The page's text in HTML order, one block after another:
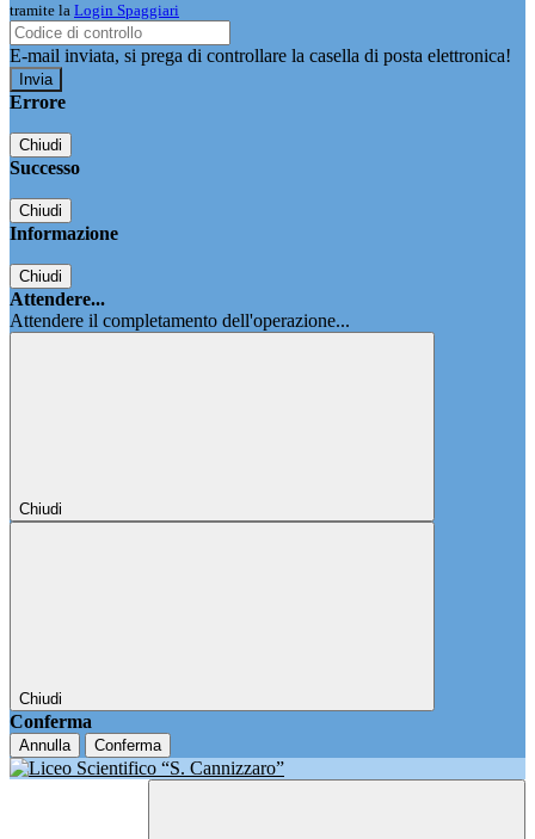
tramite la Login Spaggiari
E-mail inviata, si prega di controllare la casella di posta elettronica!
Errore
Chiudi
Successo
Chiudi
Informazione
Chiudi
Attendere...
Attendere il completamento dell'operazione...
Chiudi
Chiudi
Conferma
Annulla Conferma